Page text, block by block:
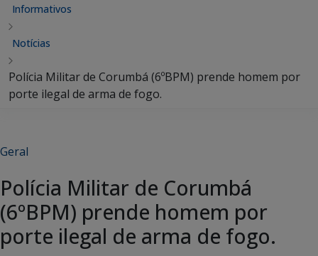
Informativos
Notícias
Polícia Militar de Corumbá (6ºBPM) prende homem por
porte ilegal de arma de fogo.
Geral
Polícia Militar de Corumbá
(6ºBPM) prende homem por
porte ilegal de arma de fogo.